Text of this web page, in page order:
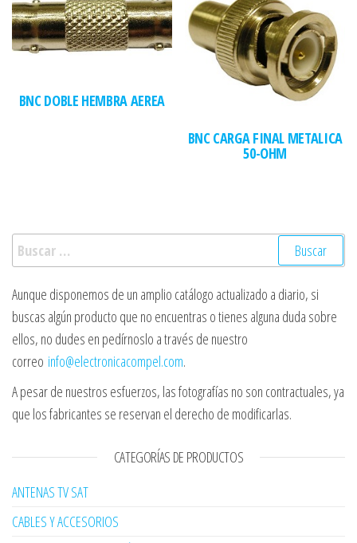
BNC DOBLE HEMBRA AEREA
BNC CARGA FINAL METALICA
50-OHM
Buscar:
Aunque disponemos de un amplio catálogo actualizado a diario, si
buscas algún producto que no encuentras o tienes alguna duda sobre
ellos, no dudes en pedírnoslo a través de nuestro
correo info@electronicacompel.com.
A pesar de nuestros esfuerzos, las fotografías no son contractuales, ya
que los fabricantes se reservan el derecho de modificarlas.
CATEGORÍAS DE PRODUCTOS
ANTENAS TV SAT
CABLES Y ACCESORIOS